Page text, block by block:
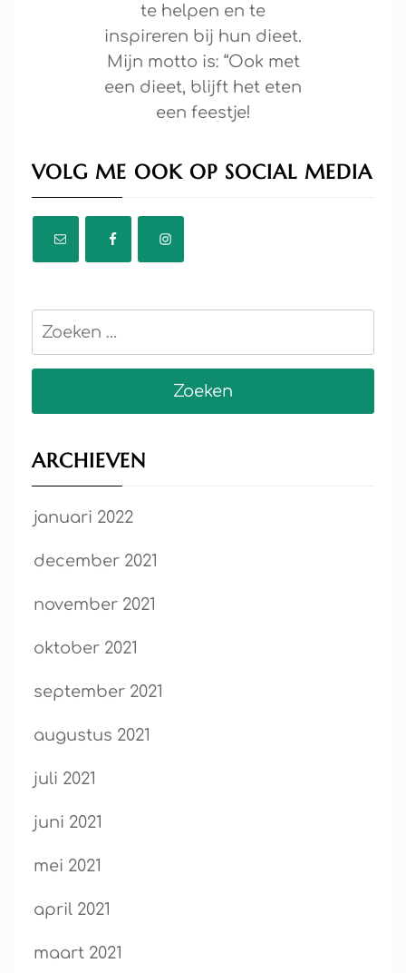
te helpen en te
inspireren bij hun dieet.
Mijn motto is: “Ook met
een dieet, blijft het eten
een feestje!
VOLG ME OOK OP SOCIAL MEDIA
Zoeken
ARCHIEVEN
januari 2022
december 2021
november 2021
oktober 2021
september 2021
augustus 2021
juli 2021
juni 2021
mei 2021
april 2021
maart 2021